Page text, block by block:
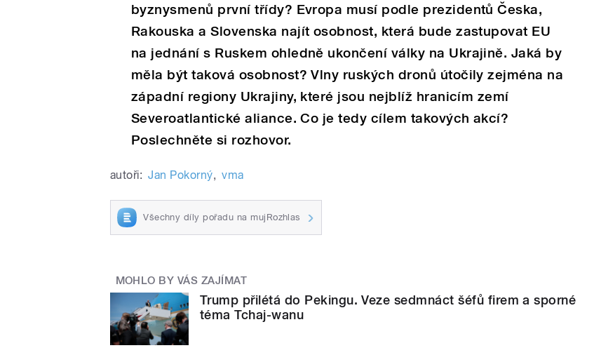
byznysmenů první třídy? Evropa musí podle prezidentů Česka,
Rakouska a Slovenska najít osobnost, která bude zastupovat EU
na jednání s Ruskem ohledně ukončení války na Ukrajině. Jaká by
měla být taková osobnost? Vlny ruských dronů útočily zejména na
západní regiony Ukrajiny, které jsou nejblíž hranicím zemí
Severoatlantické aliance. Co je tedy cílem takových akcí?
Poslechněte si rozhovor.
autoři: Jan Pokorný, vma
Všechny díly pořadu na mujRozhlas
MOHLO BY VÁS ZAJÍMAT
Trump přilétá do Pekingu. Veze sedmnáct šéfů firem a sporné
téma Tchaj-wanu